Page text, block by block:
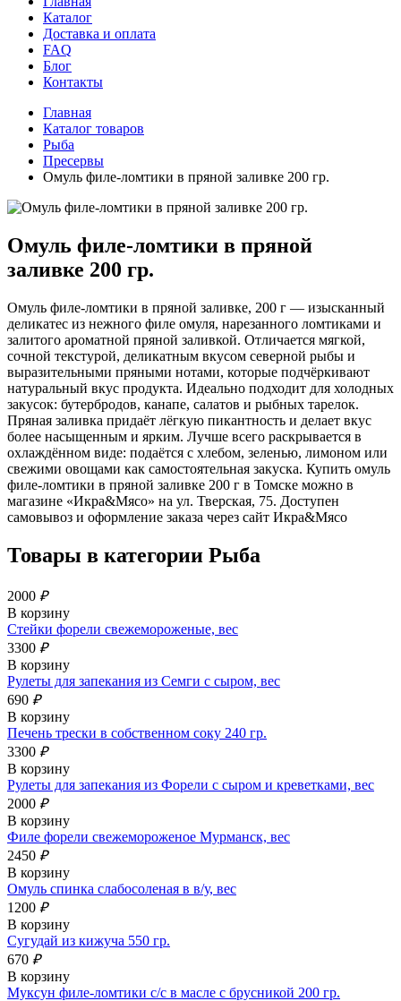
Каталог
Доставка и оплата
FAQ
Блог
Контакты
Главная
Каталог товаров
Рыба
Пресервы
Омуль филе-ломтики в пряной заливке 200 гр.
Омуль филе-ломтики в пряной
заливке 200 гр.
Омуль филе-ломтики в пряной заливке, 200 г — изысканный
деликатес из нежного филе омуля, нарезанного ломтиками и
залитого ароматной пряной заливкой. Отличается мягкой,
сочной текстурой, деликатным вкусом северной рыбы и
выразительными пряными нотами, которые подчёркивают
натуральный вкус продукта. Идеально подходит для холодных
закусок: бутербродов, канапе, салатов и рыбных тарелок.
Пряная заливка придаёт лёгкую пикантность и делает вкус
более насыщенным и ярким. Лучше всего раскрывается в
охлаждённом виде: подаётся с хлебом, зеленью, лимоном или
свежими овощами как самостоятельная закуска. Купить омуль
филе-ломтики в пряной заливке 200 г в Томске можно в
магазине «Икра&Мясо» на ул. Тверская, 75. Доступен
самовывоз и оформление заказа через сайт Икра&Мясо
Товары в категории Рыба
2000 ₽
В корзину
Стейки форели свежемороженые, вес
3300 ₽
В корзину
Рулеты для запекания из Семги с сыром, вес
690 ₽
В корзину
Печень трески в собственном соку 240 гр.
3300 ₽
В корзину
Рулеты для запекания из Форели с сыром и креветками, вес
2000 ₽
В корзину
Филе форели свежемороженое Мурманск, вес
2450 ₽
В корзину
Омуль спинка слабосоленая в в/у, вес
1200 ₽
В корзину
Сугудай из кижуча 550 гр.
670 ₽
В корзину
Муксун филе-ломтики с/с в масле с брусникой 200 гр.